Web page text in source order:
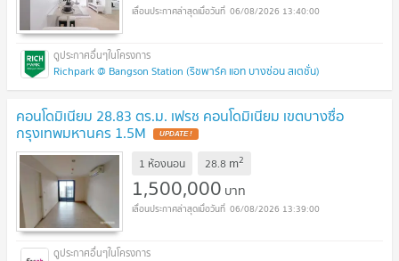
06/08/2026 13:40:00
Richpark @ Bangson Station (ริชพาร์ค แอท บางซ่อน สเตชั่น)
คอนโดมิเนียม 28.83 ตร.ม. เฟรช คอนโดมิเนียม เขตบางซื่อ
กรุงเทพมหานคร 1.5M
1 ห้องนอน 28.8 m2
1,500,000 บาท
06/08/2026 13:39:00